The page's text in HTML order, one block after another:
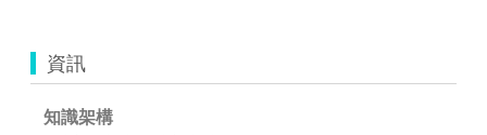
資訊
知識架構